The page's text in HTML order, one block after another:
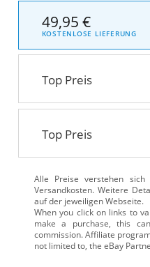
49,95 €
KOSTENLOSE LIEFERUNG
Top Preis
Top Preis
Alle Preise verstehen
Versandkosten. Weitere
auf der jeweiligen Webseite.